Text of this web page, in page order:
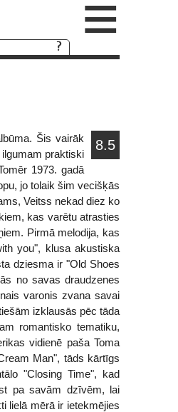
≡
8.5
Šis vairāk
praktiski
1973. gadā
jo tolaik šim vecišķās
Veitss nekad diez ko
kas varētu atrasties
Pirmā melodija, kas
you", klusa akustiska
dziesma ir "Old Shoes
no savas draudzenes
varonis zvana savai
izklausās pēc tāda
romantisko tematiku,
vidienē paša Toma
Man", tāds kārtīgs
"Closing Time", kad
pa savām dzīvēm, lai
lielā mērā ir ietekmējies